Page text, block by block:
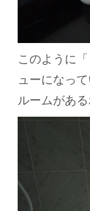
このように
ューになっ
ルームがあ